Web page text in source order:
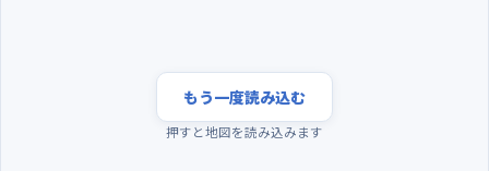
朝いちばんを避け、夜のショッピングセンターで駐車
朝の通勤と通学が重なる時間帯は、急いでいる車も多く、道を譲
もう一度読み込む
押すと地図を読み込みます